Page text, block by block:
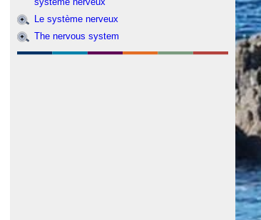
Le système nerveux
The nervous system